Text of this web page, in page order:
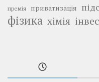
премія приватизація
фізика хімія